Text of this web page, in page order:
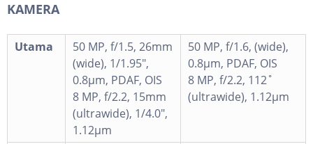
KAMERA
Utama
50 MP, f/1.5, 26mm
(wide), 1/1.95",
0.8µm, PDAF, OIS
8 MP, f/2.2, 15mm
(ultrawide), 1/4.0",
1.12µm
50 MP, f/1.6, (wide),
0.8µm, PDAF, OIS
8 MP, f/2.2, 112˚
(ultrawide), 1.12µm